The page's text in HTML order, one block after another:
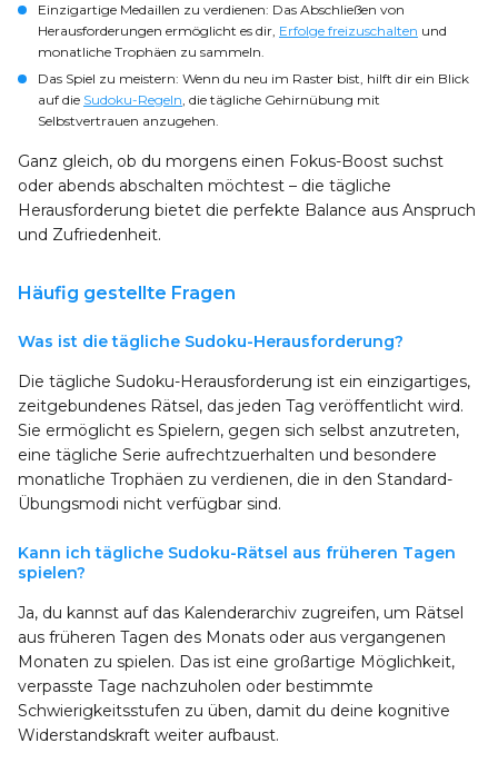
Einzigartige Medaillen zu verdienen: Das Abschließen von
Herausforderungen ermöglicht es dir, Erfolge freizuschalten und
monatliche Trophäen zu sammeln.
Das Spiel zu meistern: Wenn du neu im Raster bist, hilft dir ein Blick
auf die Sudoku-Regeln, die tägliche Gehirnübung mit
Selbstvertrauen anzugehen.
Ganz gleich, ob du morgens einen Fokus-Boost suchst
oder abends abschalten möchtest – die tägliche
Herausforderung bietet die perfekte Balance aus Anspruch
und Zufriedenheit.
Häufig gestellte Fragen
Was ist die tägliche Sudoku-Herausforderung?
Die tägliche Sudoku-Herausforderung ist ein einzigartiges,
zeitgebundenes Rätsel, das jeden Tag veröffentlicht wird.
Sie ermöglicht es Spielern, gegen sich selbst anzutreten,
eine tägliche Serie aufrechtzuerhalten und besondere
monatliche Trophäen zu verdienen, die in den Standard-
Übungsmodi nicht verfügbar sind.
Kann ich tägliche Sudoku-Rätsel aus früheren Tagen
spielen?
Ja, du kannst auf das Kalenderarchiv zugreifen, um Rätsel
aus früheren Tagen des Monats oder aus vergangenen
Monaten zu spielen. Das ist eine großartige Möglichkeit,
verpasste Tage nachzuholen oder bestimmte
Schwierigkeitsstufen zu üben, damit du deine kognitive
Widerstandskraft weiter aufbaust.